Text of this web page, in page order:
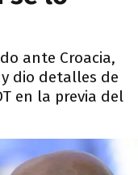
ante Croacia,
dio detalles de
en la previa del